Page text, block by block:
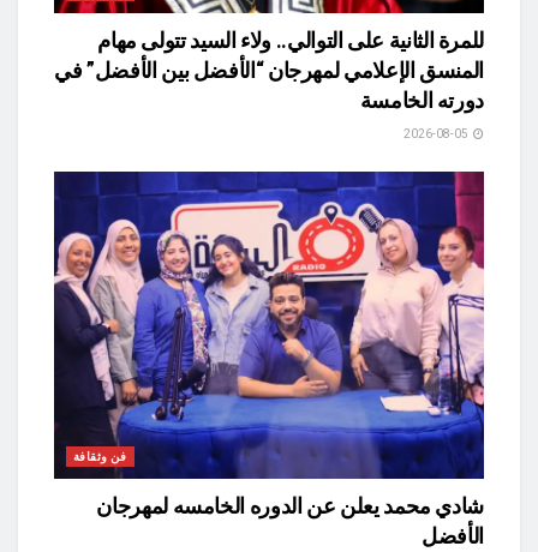
للمرة الثانية على التوالي.. ولاء السيد تتولى مهام
المنسق الإعلامي لمهرجان “الأفضل بين الأفضل” في
دورته الخامسة
فن وثقافة
شادي محمد يعلن عن الدوره الخامسه لمهرجان
الأفضل